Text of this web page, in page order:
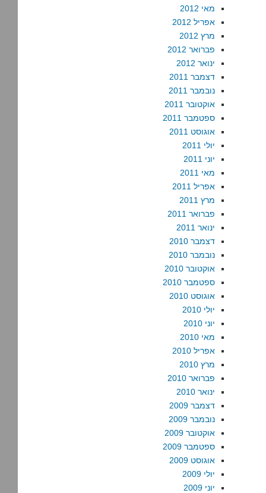
מאי 2012
אפריל 2012
מרץ 2012
פברואר 2012
ינואר 2012
דצמבר 2011
נובמבר 2011
אוקטובר 2011
ספטמבר 2011
אוגוסט 2011
יולי 2011
יוני 2011
מאי 2011
אפריל 2011
מרץ 2011
פברואר 2011
ינואר 2011
דצמבר 2010
נובמבר 2010
אוקטובר 2010
ספטמבר 2010
אוגוסט 2010
יולי 2010
יוני 2010
מאי 2010
אפריל 2010
מרץ 2010
פברואר 2010
ינואר 2010
דצמבר 2009
נובמבר 2009
אוקטובר 2009
ספטמבר 2009
אוגוסט 2009
יולי 2009
יוני 2009